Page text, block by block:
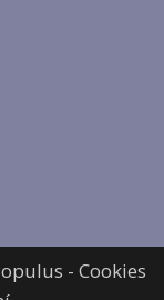
- Cookies